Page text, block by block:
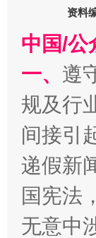
揭开“
资料
中国/公
一、 遵
规及行
间接引
递假新
国宪法
无意中